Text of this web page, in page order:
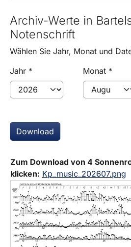
Archiv-Werte in
Notenschrift
Wählen Sie Jahr, Monat und
Jahr * Monat *
Download
Zum Download von 4
klicken: Kp_music_202607.png